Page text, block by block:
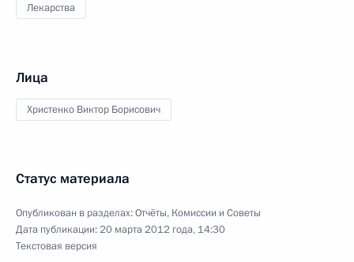
Лекарства
Лица
Христенко Виктор Борисович
Статус материала
Опубликован в разделах:Отчёты, Комиссии и Советы
Дата публикации:20 марта 2012 года, 14:30
Текстовая версия